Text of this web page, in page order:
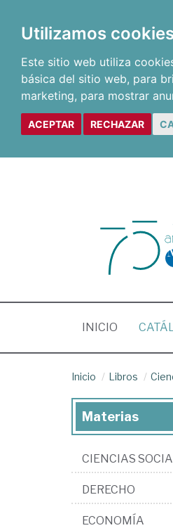
Utilizamos cookies
Este sitio web utiliza
básica del sitio web, para
marketing, para mostrar
ACEPTAR RECHAZAR
INICIO
Inicio Libros
Materias
CIENCIAS
DERECHO
ECONOMÍA